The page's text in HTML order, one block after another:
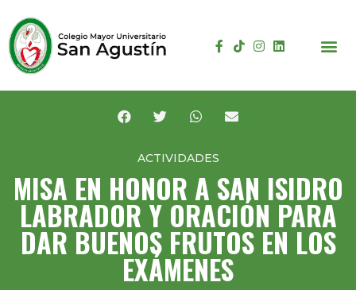
ACTIVIDADES
MISA EN HONOR A SAN ISIDRO
LABRADOR Y ORACIÓN PARA
DAR BUENOS FRUTOS EN LOS
EXÁMENES